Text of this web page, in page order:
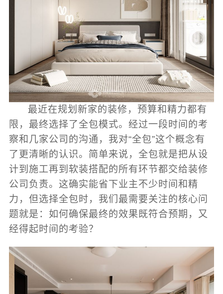
最近在规划新家的装修，预算和精力都有
限，最终选择了全包模式。经过一段时间的考
察和几家公司的沟通，我对“全包”这个概念有
了更清晰的认识。简单来说，全包就是把从设
计到施工再到软装搭配的所有环节都交给装修
公司负责。这确实能省下业主不少时间和精
力，但选择全包时，我们最需要关注的核心问
题就是：如何确保最终的效果既符合预期，又
经得起时间的考验？